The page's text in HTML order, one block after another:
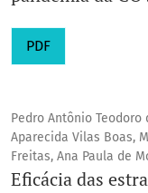
PDF
Pedro Antônio Teodoro
Aparecida Vilas Boas,
Freitas, Ana Paula de
Eficácia das